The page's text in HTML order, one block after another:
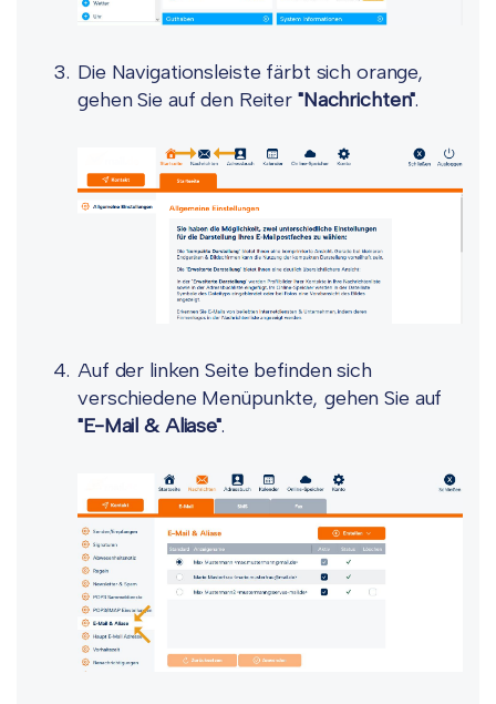
Die Navigationsleiste färbt sich orange,
gehen Sie auf den Reiter "Nachrichten".
Auf der linken Seite befinden sich
verschiedene Menüpunkte, gehen Sie auf
"E-Mail & Aliase".